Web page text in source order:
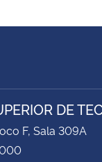
DE
F, Sala 309A